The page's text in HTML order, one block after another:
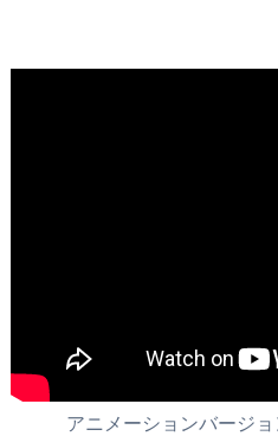
アニメーションバージョ